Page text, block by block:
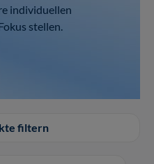
individuellen
stellen.
filtern